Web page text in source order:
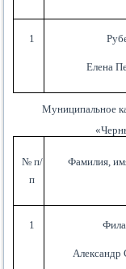
1
Елена
Муниципальное
№ п/
п
Фамилия,
1
Александр